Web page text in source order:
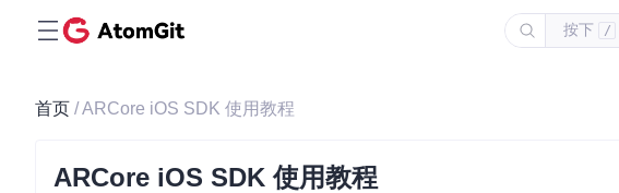
按下 /
首页 / ARCore iOS SDK 使用教程
ARCore iOS SDK 使用教程